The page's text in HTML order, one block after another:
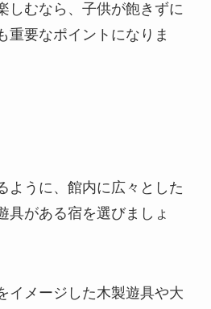
しむなら、子供が飽きずに
重要なポイントになりま
ように、館内に広々とした
具がある宿を選びましょ
イメージした木製遊具や大